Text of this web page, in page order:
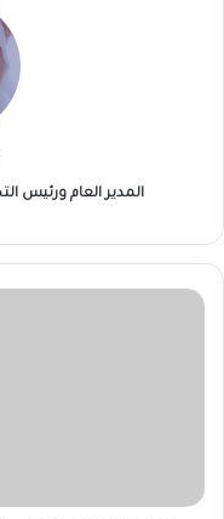
المدير العام ورئيس
السودان
إجراءات